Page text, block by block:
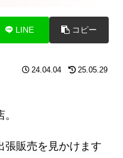
LINE コピー
24.04.04 25.05.29
張販売を見かけます